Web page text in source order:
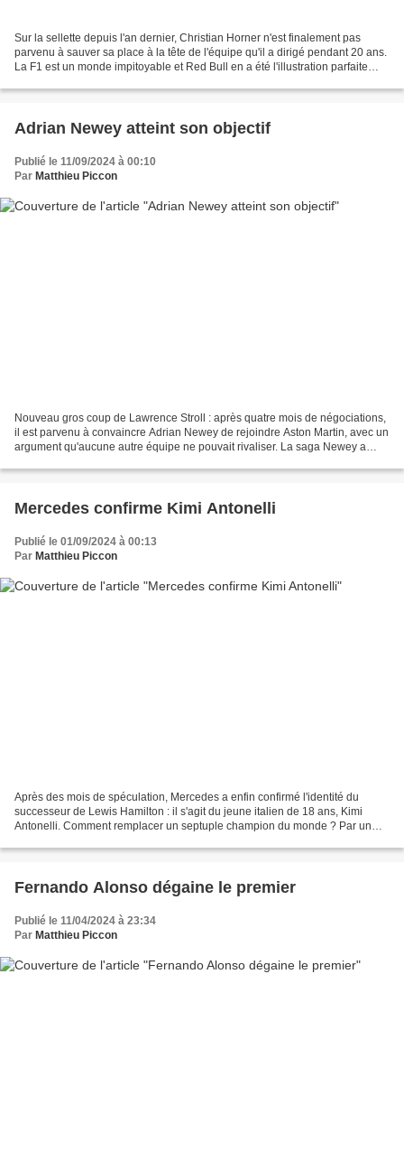
Sur la sellette depuis l'an dernier, Christian Horner n'est finalement pas
parvenu à sauver sa place à la tête de l'équipe qu'il a dirigé pendant 20 ans.
La F1 est un monde impitoyable et Red Bull en a été l'illustration parfaite
Adrian Newey atteint son objectif
Publié le 11/09/2024 à 00:10
Par Matthieu Piccon
Nouveau gros coup de Lawrence Stroll : après quatre mois de négociations,
il est parvenu à convaincre Adrian Newey de rejoindre Aston Martin, avec un
argument qu'aucune autre équipe ne pouvait rivaliser. La saga Newey a
Mercedes confirme Kimi Antonelli
Publié le 01/09/2024 à 00:13
Par Matthieu Piccon
Après des mois de spéculation, Mercedes a enfin confirmé l'identité du
successeur de Lewis Hamilton : il s'agit du jeune italien de 18 ans, Kimi
Antonelli. Comment remplacer un septuple champion du monde ? Par un
Fernando Alonso dégaine le premier
Publié le 11/04/2024 à 23:34
Par Matthieu Piccon